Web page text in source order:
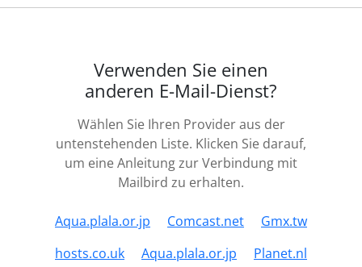
Verwenden Sie einen
anderen E-Mail-Dienst?
Wählen Sie Ihren Provider aus der
untenstehenden Liste. Klicken Sie darauf,
um eine Anleitung zur Verbindung mit
Mailbird zu erhalten.
Aqua.plala.or.jp Comcast.net
Gmx.tw
hosts.co.uk
Aqua.plala.or.jp
Planet.nl